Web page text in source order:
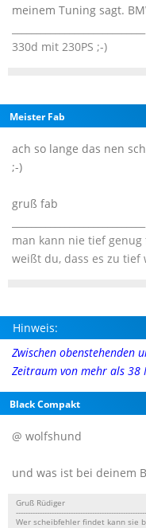
meinem Tuning sagt.
330d mit 230PS ;-)
Meister Fab
ach so lange das nen
;-)
gruß fab
man kann nie tief
weißt du, dass es zu tief
Hinweis:
Zwischen obenstehenden
Zeitraum von mehr als 38
Black Compakt
@ wolfshund
und was ist bei deinem
Gruß Rüdiger
Wer scheibfehler findet kann sie